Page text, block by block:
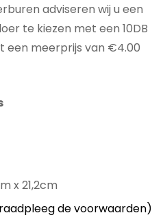
adviseren wij u een
te kiezen met een 10DB
een meerprijs van €4.00
x 21,2cm
de voorwaarden)